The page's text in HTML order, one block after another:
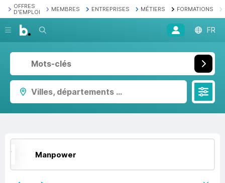
OFFRES
D'EMPLOI
MEMBRES ENTREPRISES MÉTIERS FORMATIONS
Recherche FR
Villes, départements ...
Manpower